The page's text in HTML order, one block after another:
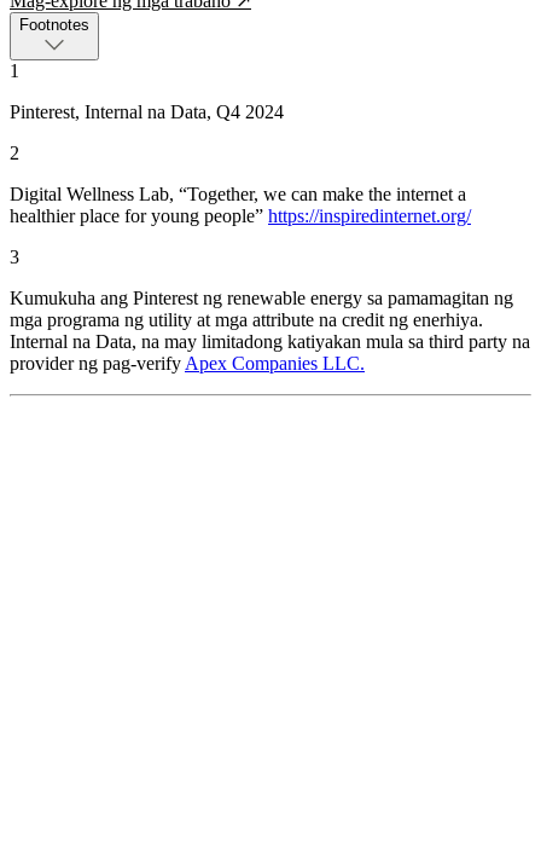
Footnotes
1
Pinterest, Internal na Data, Q4 2024
2
Digital Wellness Lab, “Together, we can make the internet a
healthier place for young people” https://inspiredinternet.org/
3
Kumukuha ang Pinterest ng renewable energy sa pamamagitan ng
mga programa ng utility at mga attribute na credit ng enerhiya.
Internal na Data, na may limitadong katiyakan mula sa third party na
provider ng pag-verify Apex Companies LLC.